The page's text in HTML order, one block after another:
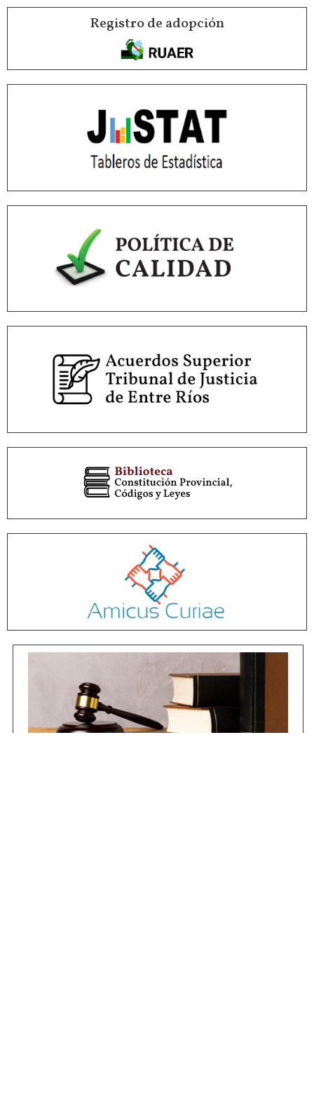
Registro de adopción